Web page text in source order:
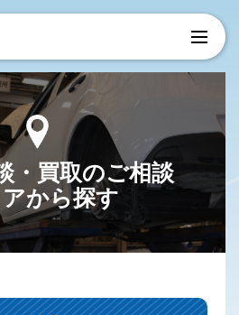
・買取のご相談
から探す